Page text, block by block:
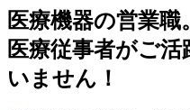
医療機器の営業
医療従事者がご
いません！